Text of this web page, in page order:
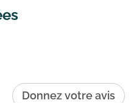
Donnez votre avis